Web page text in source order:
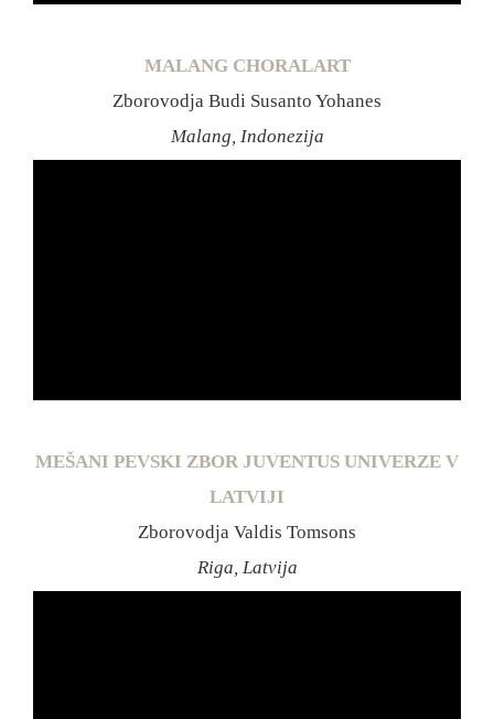
MALANG CHORALART
Zborovodja Budi Susanto Yohanes
Malang, Indonezija
MEŠANI PEVSKI ZBOR JUVENTUS UNIVERZE V
LATVIJI
Zborovodja Valdis Tomsons
Riga, Latvija